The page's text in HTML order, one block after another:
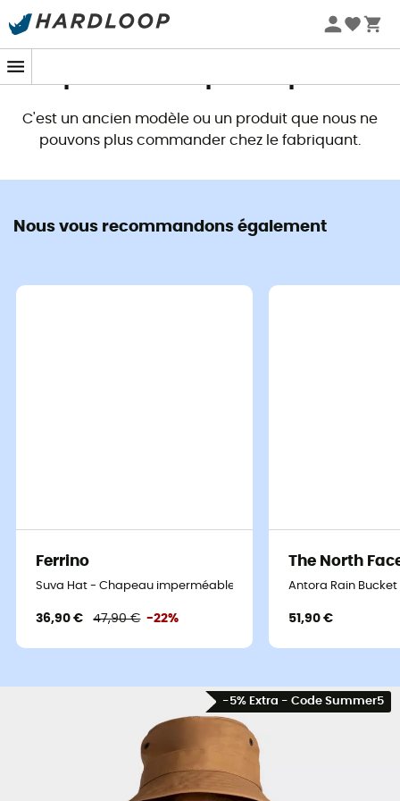
Promos d'été 🔥 -5 % EXTRA dès 2 produits* code Summer5
C'est un ancien modèle ou un produit que nous ne
pouvons plus commander chez le fabriquant.
Nous vous recommandons également
Ferrino
Suva Hat - Chapeau imperméable
36,90 € 47,90 € -22%
The North
Antora Rain
51,90 €
-5% Extra - Code Summer5